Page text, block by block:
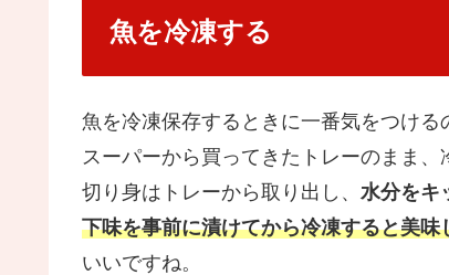
魚を冷凍する
魚を冷凍保存するときに一番気をつける
スーパーから買ってきたトレーのまま
切り身はトレーから取り出し、 水分をキ
下味を事前に漬けてから冷凍すると美味
いいですね。